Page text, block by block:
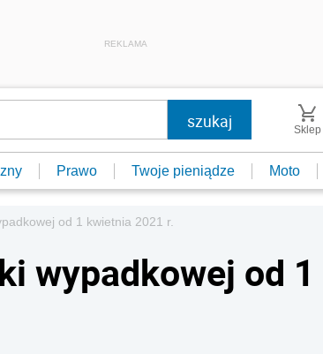
REKLAMA
Sklep
Prawo Twoje pieniądze Moto
od 1 kwietnia 2021 r.
wypadkowej od 1